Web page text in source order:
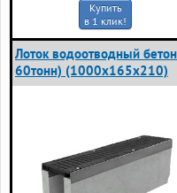
Купить
в 1 клик!
Лоток водоотводный
60тонн) (1000x165x210)